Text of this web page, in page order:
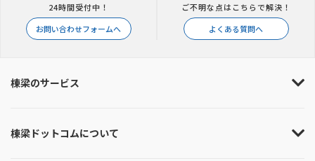
24時間受付中！
お問い合わせフォームへ
ご不明な点はこちらで解決！
よくある質問へ
棟梁のサービス
棟梁ドットコムについて